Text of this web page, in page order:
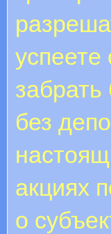
без
акциях
о